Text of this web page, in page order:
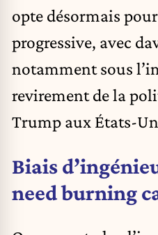
opte désormais
progressive, avec
notamment sous
revirement de la
Trump aux États-
Biais
need burning